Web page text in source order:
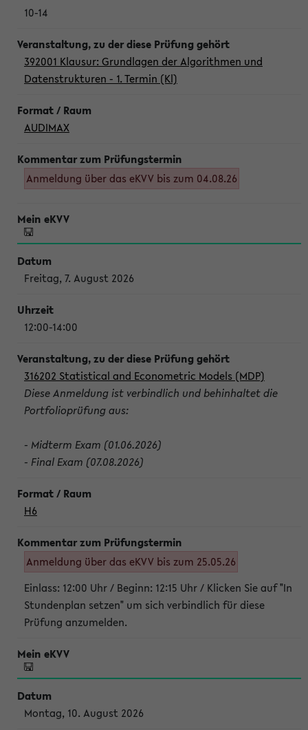
10-14
392001 Klausur: Grundlagen der Algorithmen und
Datenstrukturen - 1. Termin (Kl)
AUDIMAX
Anmeldung über das eKVV bis zum 04.08.26
Freitag, 7. August 2026
12:00-14:00
316202 Statistical and Econometric Models (MDP)
Diese Anmeldung ist verbindlich und behinhaltet die
Portfolioprüfung aus:
- Midterm Exam (01.06.2026)
- Final Exam (07.08.2026)
H6
Anmeldung über das eKVV bis zum 25.05.26
Einlass: 12:00 Uhr / Beginn: 12:15 Uhr / Klicken Sie auf "In
Stundenplan setzen" um sich verbindlich für diese
Prüfung anzumelden.
Montag, 10. August 2026